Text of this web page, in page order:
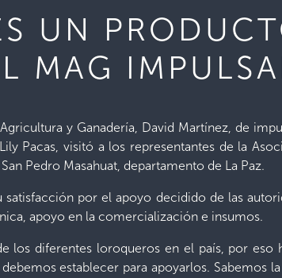
UN
MAG
y Ganadería, David Martínez, de
Pacas, visitó a los representantes de la
Pedro Masahuat, departamento de La Paz.
por el apoyo decidido de las
apoyo en la comercialización e insumos.
los diferentes loroqueros en el país, por eso
establecer para apoyarlos.